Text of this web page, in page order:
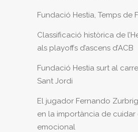
Fundació Hestia, Temps de
Classificació històrica de
als playoffs d’ascens d’ACB
Fundació Hestia surt al
Sant Jordi
El jugador Fernando
en la importància de cuidar
emocional